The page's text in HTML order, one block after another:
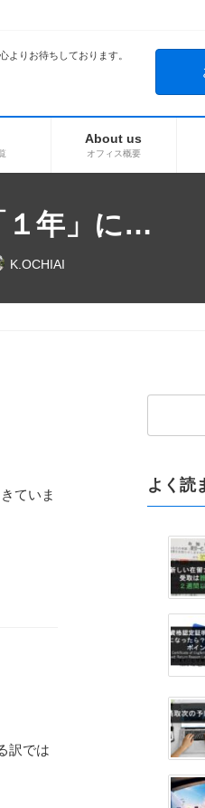
よりお待ちしております。
About us
オフィス概要
１年」に…
K.OCHIAI
ていま
訳では
検
よく読